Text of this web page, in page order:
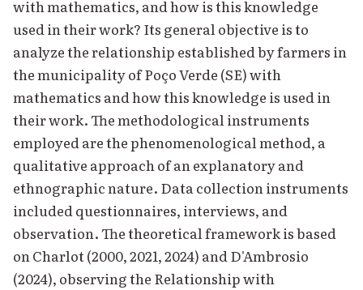
with mathematics, and how is this knowledge
used in their work? Its general objective is to
analyze the relationship established by farmers in
the municipality of Poço Verde (SE) with
mathematics and how this knowledge is used in
their work. The methodological instruments
employed are the phenomenological method, a
qualitative approach of an explanatory and
ethnographic nature. Data collection instruments
included questionnaires, interviews, and
observation. The theoretical framework is based
on Charlot (2000, 2021, 2024) and D'Ambrosio
(2024), observing the Relationship with